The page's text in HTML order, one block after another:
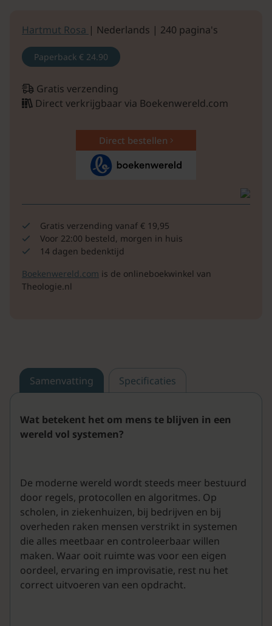
Hartmut Rosa | Nederlands | 240 pagina's
Paperback € 24.90
Gratis verzending
Direct verkrijgbaar via Boekenwereld.com
Direct bestellen
Gratis verzending vanaf € 19,95
Voor 22:00 besteld, morgen in huis
14 dagen bedenktijd
Boekenwereld.com is de onlineboekwinkel van
Theologie.nl
Samenvatting Specificaties
Wat betekent het om mens te blijven in een
wereld vol systemen?
De moderne wereld wordt steeds meer bestuurd
door regels, protocollen en algoritmes. Op
scholen, in ziekenhuizen, bij bedrijven en bij
overheden raken mensen verstrikt in systemen
die alles meetbaar en controleerbaar willen
maken. Waar ooit ruimte was voor een eigen
oordeel, ervaring en improvisatie, rest nu het
correct uitvoeren van een opdracht.